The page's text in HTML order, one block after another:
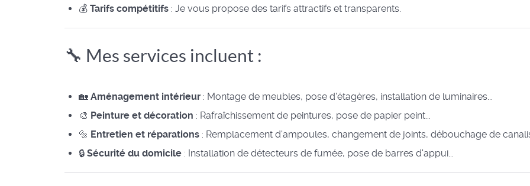
💰 Tarifs compétitifs : Je vous propose des tarifs attractifs et transparents.
🔧 Mes services incluent :
🏡 Aménagement intérieur : Montage de meubles, pose d'étagères, installation de luminaires...
🎨 Peinture et décoration : Rafraîchissement de peintures, pose de papier peint...
🔩 Entretien et réparations : Remplacement d'ampoules, changement de joints, débouchage de
🔒 Sécurité du domicile : Installation de détecteurs de fumée, pose de barres d'appui...